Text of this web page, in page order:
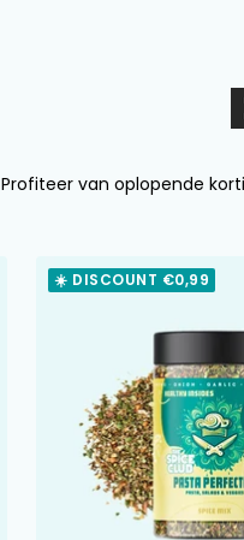
Profiteer van oplopende
☀️ DISCOUNT €0,99